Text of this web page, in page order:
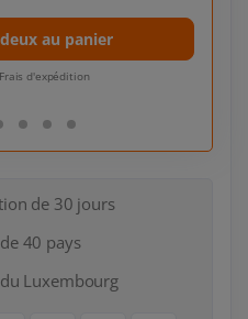
au panier
d'expédition
de 30 jours
40 pays
Luxembourg